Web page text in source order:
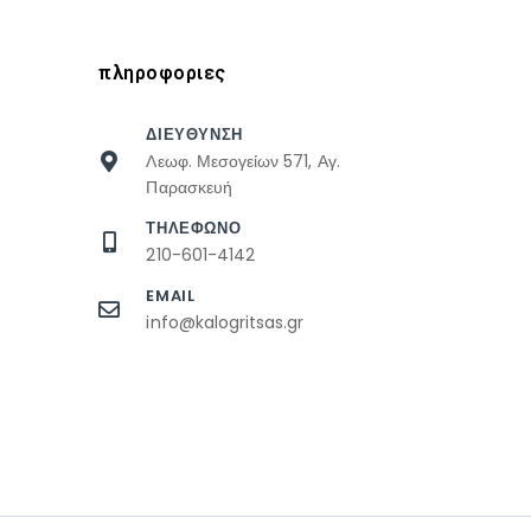
πληροφοριες
ΔΙΕΥΘΥΝΣΗ
Λεωφ. Μεσογείων 571, Αγ.
Παρασκευή
ΤΗΛΕΦΩΝΟ
210-601-4142
EMAIL
info@kalogritsas.gr